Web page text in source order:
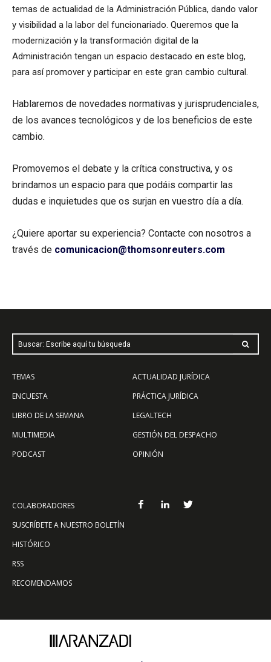
temas de actualidad de la Administración Pública, dando valor
y visibilidad a la labor del funcionariado. Queremos que la
modernización y la transformación digital de la
Administración tengan un espacio destacado en este blog,
para así promover y participar en este gran cambio cultural.
Hablaremos de novedades normativas y jurisprudenciales,
de los avances tecnológicos y de los beneficios de este
cambio.
Promovemos el debate y la crítica constructiva, y os
brindamos un espacio para que podáis compartir las
dudas e inquietudes que os surjan en vuestro día a día.
¿Quiere aportar su experiencia? Contacte con nosotros a
través de comunicacion@thomsonreuters.com
Buscar: Escribe aquí tu búsqueda
TEMAS
ENCUESTA
LIBRO DE LA SEMANA
MULTIMEDIA
PODCAST
ACTUALIDAD JURÍDICA
PRÁCTICA JURÍDICA
LEGALTECH
GESTIÓN DEL DESPACHO
OPINIÓN
COLABORADORES
SUSCRÍBETE A NUESTRO BOLETÍN
HISTÓRICO
RSS
RECOMENDAMOS